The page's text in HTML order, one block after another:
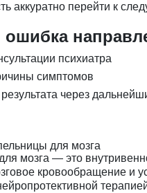
аккуратно перейти к
ошибка
психиатра
симптомов
через
для мозга
мозга — это
кровообращение и